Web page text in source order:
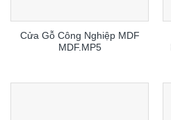
Cửa Gỗ Công Nghiệp MDF
MDF.MP5